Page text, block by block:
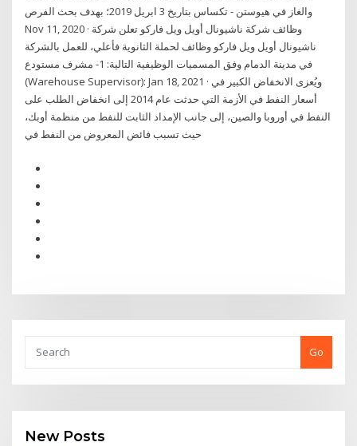
والغاز في هيوستن - تكساس بتاريخ 3 ابريل 2019؛ بهدف بحث الفرص
Nov 11, 2020 · وظائف شركة ناشيونال أويل ويل فاركو تعلن شركة
ناشيونال أويل ويل فاركو وظائف لحملة الثانوية فأعلي، للعمل بالشركة
في مدينة الدمام وفق المسميات الوظيفية التالية: 1- مشرف مستودع
(Warehouse Supervisor): Jan 18, 2021 · ويُعزى الانخفاض الكبير في
أسعار النفط في الأزمة التي حدثت عام 2014 إلى انخفاض الطلب على
النفط في أوروبا والصين، إلى جانب الإمداد الثابت للنفط من منظمة أوبك،
حيث تسبب فائض المعروض من النفط في
Go
New Posts